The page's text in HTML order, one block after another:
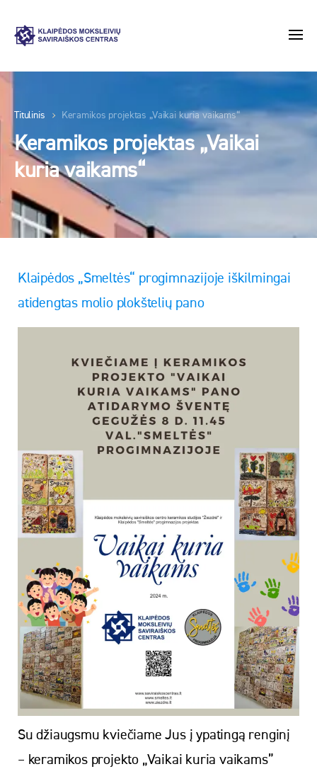
Titulinis Keramikos projektas „Vaikai kuria vaikams“
Keramikos projektas „Vaikai
kuria vaikams“
Klaipėdos „Smeltės“ progimnazijoje iškilmingai
atidengtas molio plokštelių pano
Su džiaugsmu kviečiame Jus į ypatingą renginį
– keramikos projekto „Vaikai kuria vaikams”